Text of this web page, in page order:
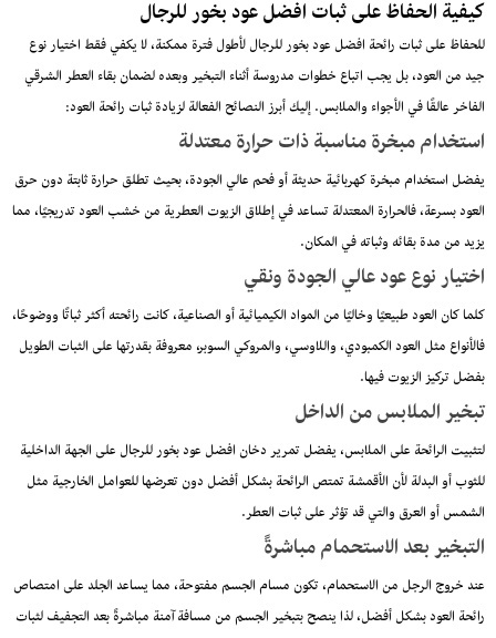
كيفية الحفاظ على ثبات افضل عود بخور للرجال
للحفاظ على ثبات رائحة افضل عود بخور للرجال لأطول فترة ممكنة، لا يكفي فقط اختيار نوع
جيد من العود، بل يجب اتباع خطوات مدروسة أثناء التبخير وبعده لضمان بقاء العطر الشرقي
الفاخر عالقًا في الأجواء والملابس. إليك أبرز النصائح الفعالة لزيادة ثبات رائحة العود:
استخدام مبخرة مناسبة ذات حرارة معتدلة
يفضل استخدام مبخرة كهربائية حديثة أو فحم عالي الجودة، بحيث تطلق حرارة ثابتة دون حرق
العود بسرعة، فالحرارة المعتدلة تساعد في إطلاق الزيوت العطرية من خشب العود تدريجيًا، مما
يزيد من مدة بقائه وثباته في المكان.
اختيار نوع عود عالي الجودة ونقي
كلما كان العود طبيعيًا وخاليًا من المواد الكيميائية أو الصناعية، كانت رائحته أكثر ثباتًا ووضوحًا،
فالأنواع مثل العود الكمبودي، واللاوسي، والمروكي السوبر، معروفة بقدرتها على الثبات الطويل
بفضل تركيز الزيوت فيها.
تبخير الملابس من الداخل
لتثبيت الرائحة على الملابس، يفضل تمرير دخان افضل عود بخور للرجال على الجهة الداخلية
للثوب أو البدلة لأن الأقمشة تمتص الرائحة بشكل أفضل دون تعرضها للعوامل الخارجية مثل
الشمس أو العرق والتي قد تؤثر على ثبات العطر.
التبخير بعد الاستحمام مباشرةً
عند خروج الرجل من الاستحمام، تكون مسام الجسم مفتوحة، مما يساعد الجلد على امتصاص
رائحة العود بشكل أفضل، لذا ينصح بتبخير الجسم من مسافة آمنة مباشرةً بعد التجفيف لثبات